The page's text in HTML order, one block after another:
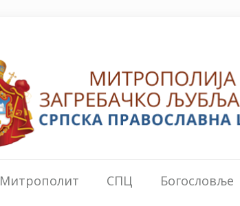
Митрополит СПЦ Богословље